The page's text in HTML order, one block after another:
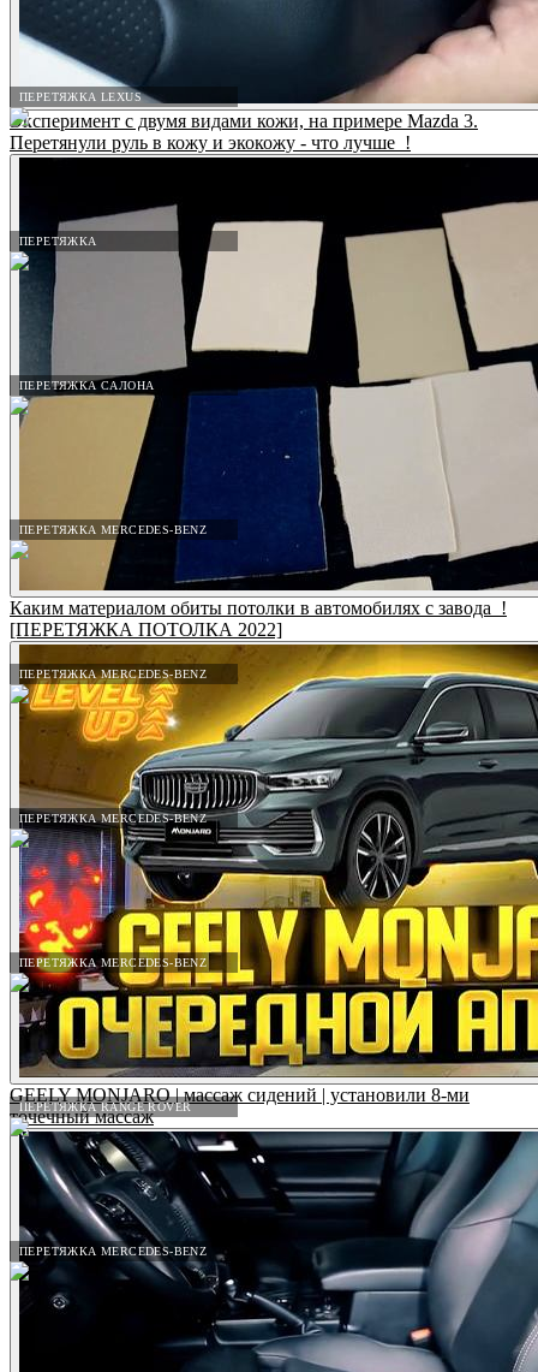
ПЕРЕТЯЖКА LEXUS
ПЕРЕТЯЖКА
ПЕРЕТЯЖКА САЛОНА
ПЕРЕТЯЖКА MERCEDES-BENZ
ПЕРЕТЯЖКА MERCEDES-BENZ
ПЕРЕТЯЖКА MERCEDES-BENZ
ПЕРЕТЯЖКА MERCEDES-BENZ
ПЕРЕТЯЖКА RANGE ROVER
ПЕРЕТЯЖКА MERCEDES-BENZ
Эксперимент с двумя видами кожи, на примере Mazda 3.
Перетянули руль в кожу и экокожу - что лучше_!
Каким материалом обиты потолки в автомобилях с завода_!
[ПЕРЕТЯЖКА ПОТОЛКА 2022]
GEELY MONJARO | массаж сидений | установили 8-ми
точечный массаж